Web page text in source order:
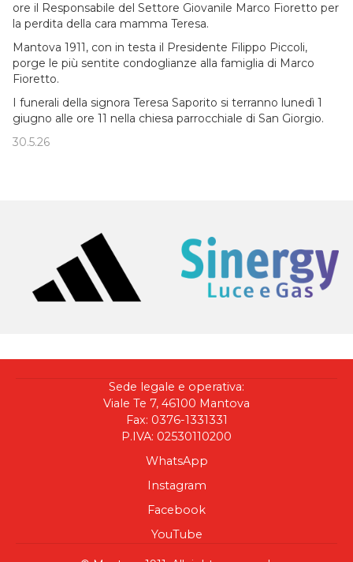
ore il Responsabile del Settore Giovanile Marco Fioretto per
la perdita della cara mamma Teresa.
Mantova 1911, con in testa il Presidente Filippo Piccoli,
porge le più sentite condoglianze alla famiglia di Marco
Fioretto.
I funerali della signora Teresa Saporito si terranno lunedì 1
giugno alle ore 11 nella chiesa parrocchiale di San Giorgio.
30.5.26
Sede legale e operativa:
Viale Te 7, 46100 Mantova
Fax: 0376-1331331
P.IVA: 02530110200
WhatsApp
Instagram
Facebook
YouTube